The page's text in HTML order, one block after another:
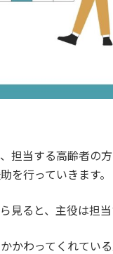
担当する高齢者の
を行っていきます。
見ると、主役は担
かわってくれてい